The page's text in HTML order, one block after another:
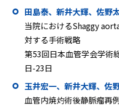
田島泰、新井大輝、佐野
当院におけるShaggy
対する手術戦略
第53回日本血管学会学術
日-23日
玉井宏一、新井大輝、佐
血管内焼灼術後静脈瘤再